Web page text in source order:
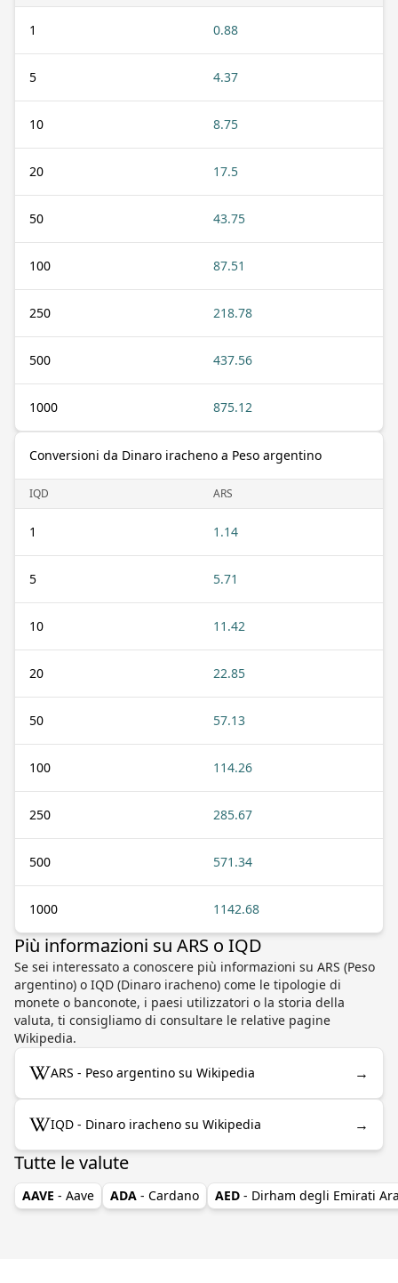
1 0.88
5 4.37
10 8.75
20 17.5
50 43.75
100 87.51
250 218.78
500 437.56
1000 875.12
Conversioni da Dinaro iracheno a Peso argentino
IQD ARS
1 1.14
5 5.71
10 11.42
20 22.85
50 57.13
100 114.26
250 285.67
500 571.34
1000 1142.68
Più informazioni su ARS o IQD
Se sei interessato a conoscere più informazioni su ARS (Peso
argentino) o IQD (Dinaro iracheno) come le tipologie di
monete o banconote, i paesi utilizzatori o la storia della
valuta, ti consigliamo di consultare le relative pagine
Wikipedia.
ARS - Peso argentino su Wikipedia →
IQD - Dinaro iracheno su Wikipedia →
Tutte le valute
AAVE - Aave ADA - Cardano AED - Dirham degli Emirati